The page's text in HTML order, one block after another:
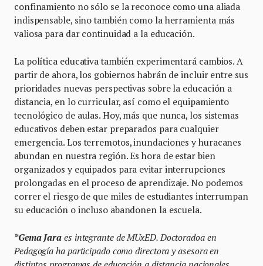
confinamiento no sólo se la reconoce como una aliada
indispensable, sino también como la herramienta más
valiosa para dar continuidad a la educación.
La política educativa también experimentará cambios. A
partir de ahora, los gobiernos habrán de incluir entre sus
prioridades nuevas perspectivas sobre la educación a
distancia, en lo curricular, así como el equipamiento
tecnológico de aulas. Hoy, más que nunca, los sistemas
educativos deben estar preparados para cualquier
emergencia. Los terremotos, inundaciones y huracanes
abundan en nuestra región. Es hora de estar bien
organizados y equipados para evitar interrupciones
prolongadas en el proceso de aprendizaje. No podemos
correr el riesgo de que miles de estudiantes interrumpan
su educación o incluso abandonen la escuela.
*Gema Jara es integrante de MUxED. Doctoradoa en
Pedagogía ha participado como directora y asesora en